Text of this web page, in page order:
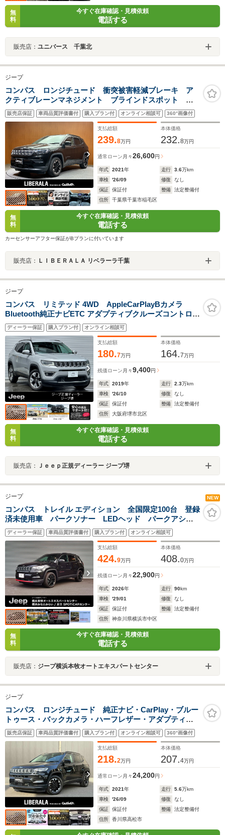
無
料
今すぐ在庫確認・見積依頼
電話する
販売店： ユニバース 千葉北
ジープ
コンパス ロンジチュード 衝突被害軽減ブレーキ ア
クティブレーンマネジメント ブラインドスポット
ACC アクティブパークセンス 純正ナビ バックカメ
ラ ドライブレコーダー ハーフレザーシート ヒルデ
販売店保証 車両品質評価書付 購入プラン付 オンライン相談可 360°画像付
支払総額
239.8万円
本体価格
232.8万円
通常ローン 月々26,600円
年式 2021年 走行 3.6万km
車検
'26/09 修復
なし
保証
保証付 整備
法定整備付
住所
千葉県千葉市稲毛区
無
料
今すぐ在庫確認・見積依頼
電話する
カーセンサーアフター保証がBプランに付いています
販売店： ＬＩＢＥＲＡＬＡ リベラーラ千葉
ジープ
コンパス リミテッド 4WD AppleCarPlayBカメラ
Bluetooth純正ナビETC アダプティブクルーズコントロー
ル パーキングアシスト ブラインドスポットモニター リア
トラフィックモニター 純正アルミホイール 衝突被害軽減
ブレーキ 認定中古車保証付
ディーラー保証 購入プラン付 オンライン相談可
支払総額
180.7万円
本体価格
164.7万円
残価ローン 月々9,400円
年式 2019年 走行 2.3万km
車検
'26/10 修復
なし
保証
保証付 整備
法定整備付
住所
大阪府堺市北区
無
料
今すぐ在庫確認・見積依頼
電話する
販売店： Ｊｅｅｐ正規ディーラー ジープ堺
ジープ NEW
コンパス トレイル エディション 全国限定100台 登録
済未使用車 パークソナー LEDヘッド パークアシス
ト アイドリングストップ ルーフレール オートクル
ーズコントロール スマートキー レーンキープ 認定
中古車
ディーラー保証 車両品質評価書付 購入プラン付 オンライン相談可
支払総額
424.9万円
本体価格
408.0万円
残価ローン 月々22,900円
年式 2026年 走行 90km
車検
'29/01 修復
なし
保証
保証付 整備
法定整備付
住所
神奈川県横浜市中区
無
料
今すぐ在庫確認・見積依頼
電話する
販売店： ジープ横浜本牧オートエキスパートセンター
ジープ
コンパス ロンジチュード 純正ナビ・CarPlay・ブルー
トゥース・バックカメラ・ハーフレザー・アダプティブ
クルーズコントロール・純正17インチアルミ・LEDヘッ
ドライト・コーナーセンサー・衝突軽減ブレーキ・
ETC・スマートキー
販売店保証 車両品質評価書付 購入プラン付 オンライン相談可 360°画像付
支払総額
218.2万円
本体価格
207.4万円
通常ローン 月々24,200円
年式 2021年 走行 5.6万km
車検
'26/09 修復
なし
保証
保証付 整備
法定整備付
住所
香川県高松市